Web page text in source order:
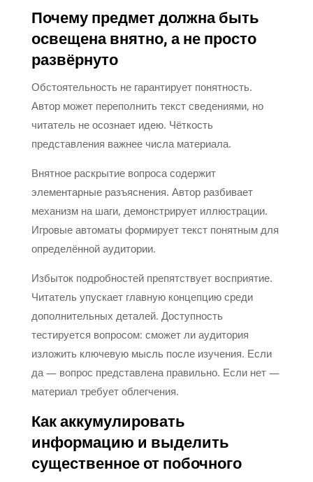
Почему предмет должна быть
освещена внятно, а не просто
развёрнуто
Обстоятельность не гарантирует понятность.
Автор может переполнить текст сведениями, но
читатель не осознает идею. Чёткость
представления важнее числа материала.
Внятное раскрытие вопроса содержит
элементарные разъяснения. Автор разбивает
механизм на шаги, демонстрирует иллюстрации.
Игровые автоматы формирует текст понятным для
определённой аудитории.
Избыток подробностей препятствует восприятие.
Читатель упускает главную концепцию среди
дополнительных деталей. Доступность
тестируется вопросом: сможет ли аудитория
изложить ключевую мысль после изучения. Если
да — вопрос представлена правильно. Если нет —
материал требует облегчения.
Как аккумулировать
информацию и выделить
существенное от побочного